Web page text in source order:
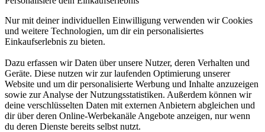
Nur mit deiner individuellen Einwilligung verwenden wir Cookies
und weitere Technologien, um dir ein personalisiertes
Einkaufserlebnis zu bieten.
Dazu erfassen wir Daten über unsere Nutzer, deren Verhalten und
Geräte. Diese nutzen wir zur laufenden Optimierung unserer
Website und um dir personalisierte Werbung und Inhalte anzuzeigen
sowie zur Analyse der Nutzungsstatistiken. Außerdem können wir
deine verschlüsselten Daten mit externen Anbietern abgleichen und
dir über deren Online-Werbekanäle Angebote anzeigen, nur wenn
du deren Dienste bereits selbst nutzt.